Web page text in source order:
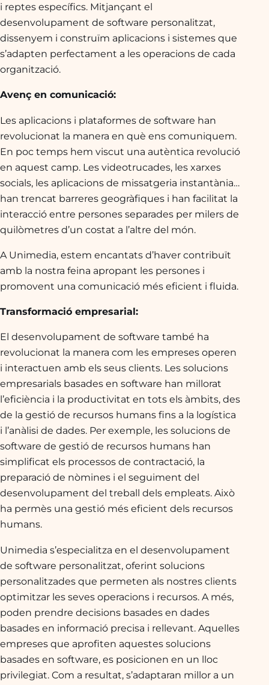
i reptes específics. Mitjançant el
desenvolupament de software personalitzat,
dissenyem i construïm aplicacions i sistemes que
s’adapten perfectament a les operacions de cada
organització.
Avenç en comunicació:
Les aplicacions i plataformes de software han
revolucionat la manera en què ens comuniquem.
En poc temps hem viscut una autèntica revolució
en aquest camp. Les videotrucades, les xarxes
socials, les aplicacions de missatgeria instantània…
han trencat barreres geogràfiques i han facilitat la
interacció entre persones separades per milers de
quilòmetres d’un costat a l’altre del món.
A Unimedia, estem encantats d’haver contribuït
amb la nostra feina apropant les persones i
promovent una comunicació més eficient i fluida.
Transformació empresarial:
El desenvolupament de software també ha
revolucionat la manera com les empreses operen
i interactuen amb els seus clients. Les solucions
empresarials basades en software han millorat
l’eficiència i la productivitat en tots els àmbits, des
de la gestió de recursos humans fins a la logística
i l’anàlisi de dades. Per exemple, les solucions de
software de gestió de recursos humans han
simplificat els processos de contractació, la
preparació de nòmines i el seguiment del
desenvolupament del treball dels empleats. Això
ha permès una gestió més eficient dels recursos
humans.
Unimedia s’especialitza en el desenvolupament
de software personalitzat, oferint solucions
personalitzades que permeten als nostres clients
optimitzar les seves operacions i recursos. A més,
poden prendre decisions basades en dades
basades en informació precisa i rellevant. Aquelles
empreses que aprofiten aquestes solucions
basades en software, es posicionen en un lloc
privilegiat. Com a resultat, s’adaptaran millor a un